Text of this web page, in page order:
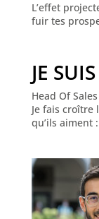
L’effet
fuir tes
JE
Head Of
Je fais croître
qu’ils aiment